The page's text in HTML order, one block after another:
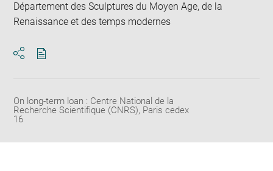
Département des Sculptures du Moyen Age, de la
Renaissance et des temps modernes
On long-term loan : Centre National de la
Recherche Scientifique (CNRS), Paris cedex
16